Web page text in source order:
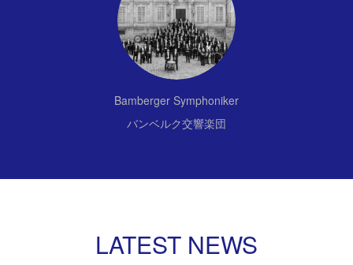
Bamberger Symphoniker
バンベルク交響楽団
LATEST NEWS